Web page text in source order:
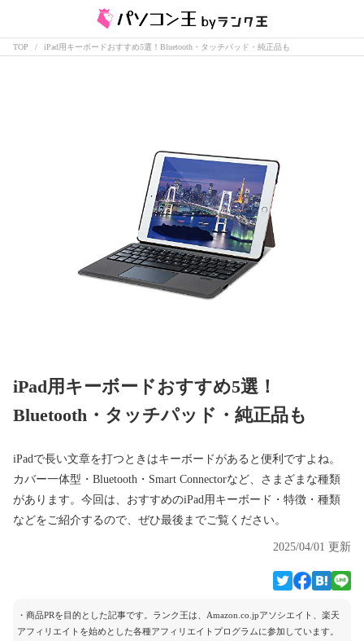
TOP iPad用キーボードおすすめ5選！Bluetooth・タッチパッド・純正品も
iPad用キーボードおすすめ5選！
Bluetooth・タッチパッド・純正品も
iPadで長い文章を打つときはキーボードがあると便利ですよね。
カバー一体型・Bluetooth・Smart Connectorなど、さまざまな種類
があります。今回は、おすすめのiPad用キーボード・特徴・種類
などをご紹介するので、ぜひ最後までご覧ください。
2025/04/01 更新
・商品PRを目的とした記事です。ランク王は、Amazon.co.jpアソシエイト、楽天
アフィリエイトを始めとした各種アフィリエイトプログラムに参加しています。